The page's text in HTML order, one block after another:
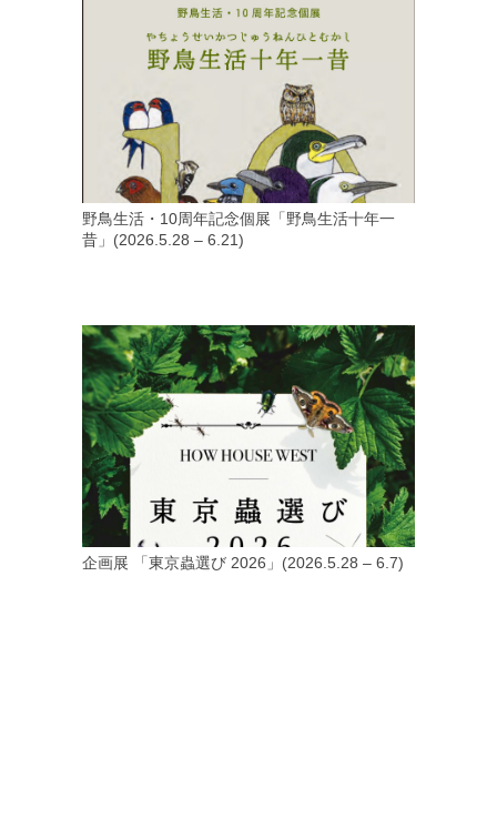
野鳥生活・10周年記念個展「野鳥生活十年一
昔」(2026.5.28 – 6.21)
企画展 「東京蟲選び 2026」(2026.5.28 – 6.7)